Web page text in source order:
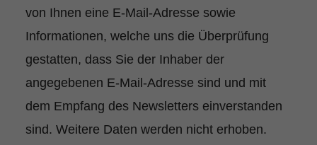
von Ihnen eine E-Mail-Adresse sowie
Informationen, welche uns die Überprüfung
gestatten, dass Sie der Inhaber der
angegebenen E-Mail-Adresse sind und mit
dem Empfang des Newsletters einverstanden
sind. Weitere Daten werden nicht erhoben.